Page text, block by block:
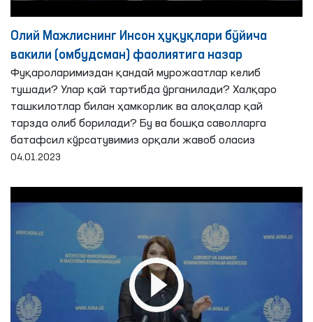
Олий Мажлиснинг Инсон ҳуқуқлари бўйича
вакили (омбудсман) фаолиятига назар
Фуқароларимиздан қандай мурожаатлар келиб
тушади? Улар қай тартибда ўрганилади? Халқаро
ташкилотлар билан ҳамкорлик ва алоқалар қай
тарзда олиб борилади? Бу ва бошқа саволларга
батафсил кўрсатувимиз орқали жавоб оласиз
04.01.2023